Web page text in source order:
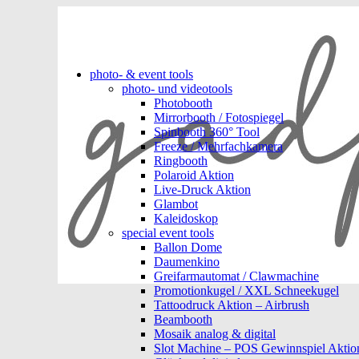
photo- & event tools
photo- und videotools
Photobooth
Mirrorbooth / Fotospiegel
Spinbooth 360° Tool
Freeze / Mehrfachkamera
Ringbooth
Polaroid Aktion
Live-Druck Aktion
Glambot
Kaleidoskop
special event tools
Ballon Dome
Daumenkino
Greifarmautomat / Clawmachine
Promotionkugel / XXL Schneekugel
Tattoodruck Aktion – Airbrush
Beambooth
Mosaik analog & digital
Slot Machine – POS Gewinnspiel